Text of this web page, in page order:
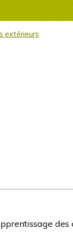
extérieurs
des